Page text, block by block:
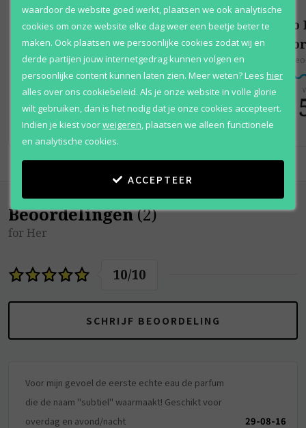
Narciso Rodriguez
for Her
Eau de parfum
Vanaf
€ 61,95
Narciso
€
Beoordelingen(2)
for Her
10/10
SCHRIJF BEOORDELING
Voor mijn gevoel de eerste echte eau de parfum
die de naam "subtiel" waarmaakt! Geschikt voor
overdag en avond/nacht
29-08-16
waardoor de website goed werkt, plaatsen we ook analytische
cookies om onze website elke dag weer een beetje beter te
maken. Ook plaatsen we persoonlijke cookies zodat wij en
derde partijen jouw internetgedrag kunnen volgen en
persoonlijke content kunnen laten zien. Meer weten?Lees hier
alles over ons cookiebeleid. Als je onze website in volle glorie
wilt gebruiken, dan is het nodig dat je onze cookies accepteert.
Indien je kiest voorweigeren plaatsen we alleen functionele
en analytische cookies.
ACCEPTEER